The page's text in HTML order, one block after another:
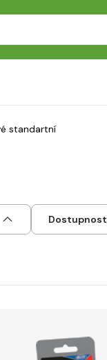
standartní
Dostupnost